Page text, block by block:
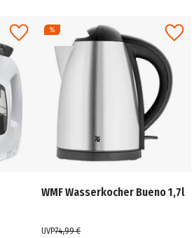
WMF Wasserkocher Bueno 1,7l
UVP74,99 €